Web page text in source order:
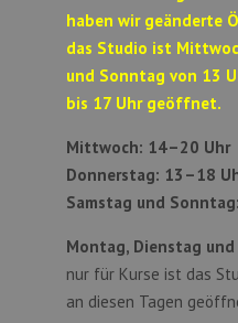
haben wir geänderte
das Studio ist
und Sonntag von 13
bis 17 Uhr geöffnet.
Mittwoch: 14–20 Uhr
Donnerstag: 13–18
Samstag und Sonntag:
Montag, Dienstag
nur für Kurse ist das
an diesen Tagen